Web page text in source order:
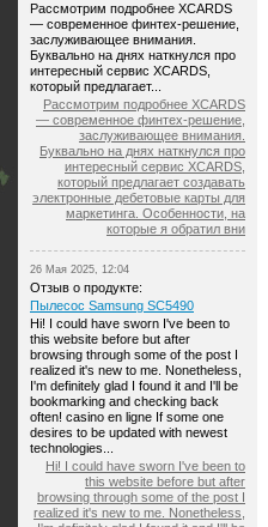
Рассмотрим подробнее XCARDS
— современное финтех-решение,
заслуживающее внимания.
Буквально на днях наткнулся про
интересный сервис XCARDS,
который предлагает...
Рассмотрим подробнее XCARDS
— современное финтех-решение,
заслуживающее внимания.
Буквально на днях наткнулся про
интересный сервис XCARDS,
который предлагает создавать
электронные дебетовые карты для
маркетинга. Особенности, на
которые я обратил вни
26 Мая 2025, 12:04
Отзыв о продукте:
Пылесос Samsung SC5490
Hi! I could have sworn I've been to
this website before but after
browsing through some of the post I
realized it's new to me. Nonetheless,
I'm definitely glad I found it and I'll be
bookmarking and checking back
often! casino en ligne If some one
desires to be updated with newest
technologies...
Hi! I could have sworn I've been to
this website before but after
browsing through some of the post I
realized it's new to me. Nonetheless,